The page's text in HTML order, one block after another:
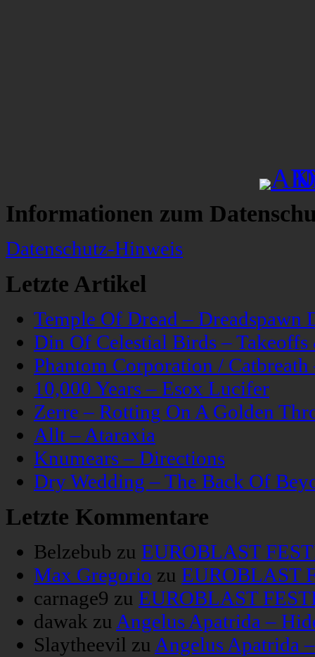
Informationen zum
Datenschutz-Hinweis
Letzte Artikel
Temple Of Dread – Dreadspawn
Din Of Celestial Birds –
Phantom Corporation /
10,000 Years – Esox Lucifer
Zerre – Rotting On A Golden
Allt – Ataraxia
Knumears – Directions
Dry Wedding – The Back Of
Letzte Kommentare
Belzebub zu EUROBLAST
Max Gregorio zu EUROBLAST
carnage9 zu EUROBLAST
dawak zu Angelus Apatrida –
Slaytheevil zu Angelus Apatrida